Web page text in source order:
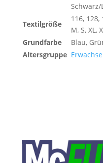
Textilgröße
116, 128,
M, S, XL,
Grundfarbe
Blau,
Altersgruppe